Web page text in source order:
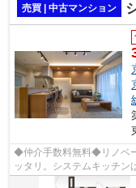
売買 | 中古マンション
◆仲介手数料無料◆リノベ
ッタリ。システムキッチン
きます。コストも抑えるこ